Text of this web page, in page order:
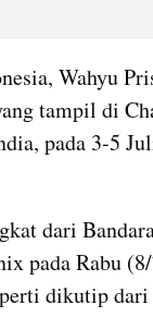
Wahyu
tampil di
pada 3-5
dari
pada Rabu
dikutip